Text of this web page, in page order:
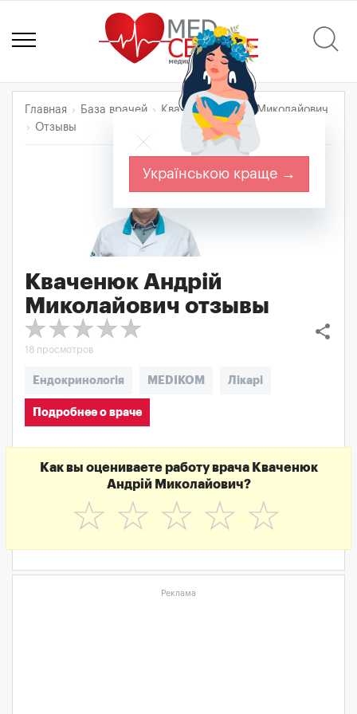
Главная База врачей
Кваченюк Андрій Миколайович
Отзывы
Кваченюк Андрій
Миколайович отзывы
share
18 просмотров
Ендокринологія MEDIKOM Лікарі
Подробнее о враче
Как вы оцениваете работу врача Кваченюк
Андрій Миколайович?
☆
☆
☆
☆
☆
Реклама
Українською краще →